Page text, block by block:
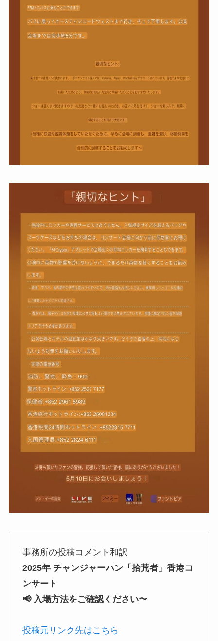
事務所の投稿コメント和訳
2025年 チャンジャーハン「拾荒者」香港コ
ンサート
📢 入場方法をご確認ください〜
投稿元リンク先はこちら